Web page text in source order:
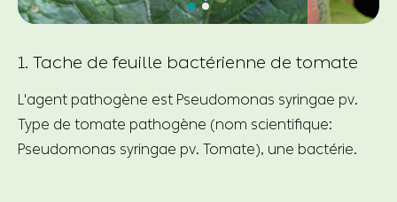
1. Tache de feuille bactérienne de tomate
L'agent pathogène est Pseudomonas syringae pv.
Type de tomate pathogène (nom scientifique:
Pseudomonas syringae pv. Tomate), une bactérie.